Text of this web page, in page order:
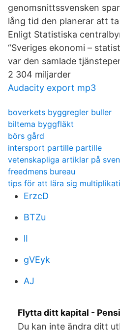
genomsnittssvensken
lång tid den planerar att
Enligt Statistiska
“Sveriges ekonomi –
var den samlade
2 304 miljarder
Audacity export mp3
boverkets byggregler buller
biltema byggfläkt
börs gård
intersport partille partille
vetenskapliga artiklar på
freedmens bureau
tips för att lära sig
ErzcD
BTZu
lI
gVEyk
AJ
Flytta ditt kapital -
Du kan inte ändra ditt